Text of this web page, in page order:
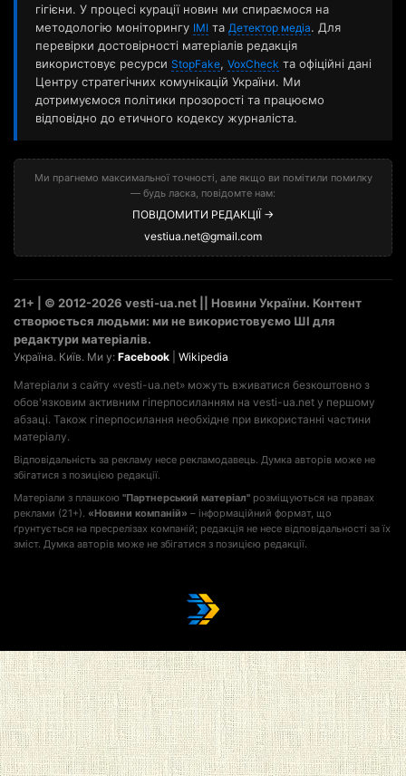
гігієни. У процесі курації новин ми спираємося на
методологію моніторингу ІМІ та Детектор медіа. Для
перевірки достовірності матеріалів редакція
використовує ресурси StopFake, VoxCheck та офіційні дані
Центру стратегічних комунікацій України. Ми
дотримуємося політики прозорості та працюємо
відповідно до етичного кодексу журналіста.
Ми прагнемо максимальної точності, але якщо ви помітили помилку
— будь ласка, повідомте нам:
ПОВІДОМИТИ РЕДАКЦІЇ →
vestiua.net@gmail.com
21+ | © 2012-2026 vesti-ua.net || Новини України. Контент
створюється людьми: ми не використовуємо ШІ для
редактури матеріалів.
Україна. Київ. Ми у: Facebook Wikipedia
Матеріали з сайту «vesti-ua.net» можуть вживатися безкоштовно з
обов'язковим активним гіперпосиланням на vesti-ua.net у першому
абзаці. Також гіперпосилання необхідне при використанні частини
матеріалу.
Відповідальність за рекламу несе рекламодавець. Думка авторів може не
збігатися з позицією редакції.
Матеріали з плашкою "Партнерський матеріал" розміщуються на правах
реклами (21+). «Новини компаній» – інформаційний формат, що
ґрунтується на пресрелізах компаній; редакція не несе відповідальності за їх
зміст. Думка авторів може не збігатися з позицією редакції.